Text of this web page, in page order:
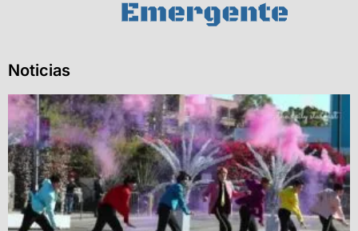
Noticias